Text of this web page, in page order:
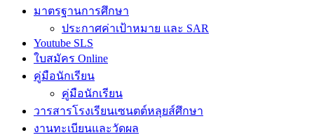
มาตรฐานการศึกษา
ประกาศค่าเป้าหมาย และ SAR
Youtube SLS
ใบสมัคร Online
คู่มือนักเรียน
คู่มือนักเรียน
วารสารโรงเรียนเซนตต์หลุยส์ศึกษา
งานทะเบียนและวัดผล